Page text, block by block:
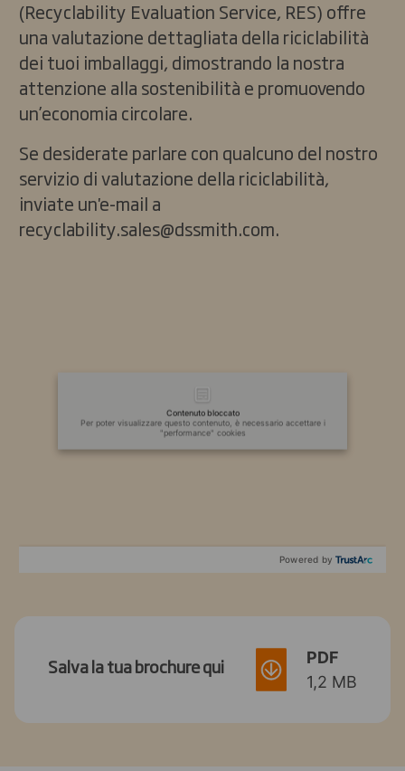
(Recyclability Evaluation Service, RES) offre
una valutazione dettagliata della riciclabilità
dei tuoi imballaggi, dimostrando la nostra
attenzione alla sostenibilità e promuovendo
un’economia circolare.
Se desiderate parlare con qualcuno del nostro
servizio di valutazione della riciclabilità,
inviate un'e-mail a
recyclability.sales@dssmith.com.
Contenuto bloccato
Per poter visualizzare questo contenuto, è necessario accettare i
"performance" cookies
Powered by
Salva la tua brochure qui
PDF
1,2 MB